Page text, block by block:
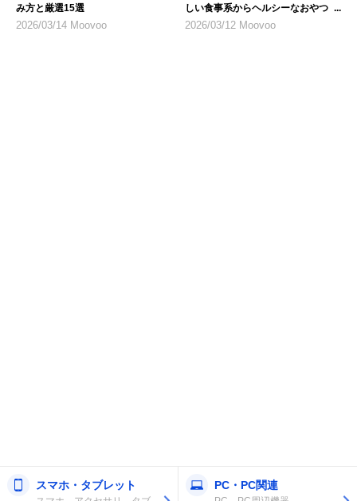
み方と厳選15選
2026/03/14 Moovoo
しい食事系からヘルシーなおやつま
で
2026/03/12 Moovoo
スマホ・タブレット PC・PC関連